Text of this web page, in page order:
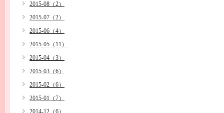
2015-08（2）
2015-07（2）
2015-06（4）
2015-05（11）
2015-04（3）
2015-03（6）
2015-02（6）
2015-01（7）
2014-12（6）